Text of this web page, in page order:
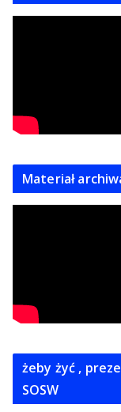
Materiał
żeby żyć ,
SOSW